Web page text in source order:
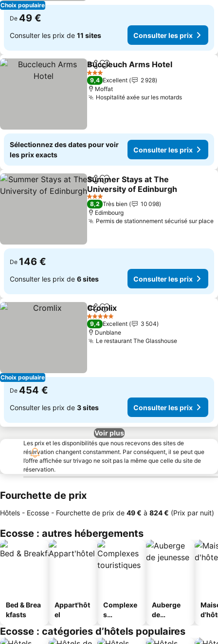
Choix populaire
De 49 €
Consulter les prix de 11 sites Consulter les prix
PartagerAjouter à mes favoris
Buccleuch Arms Hotel
3 Étoiles
9,4 Excellent
2 928
Moffat
Hospitalité axée sur les motards
Sélectionnez des dates pour voir
les prix exacts
Consulter les prix
PartagerAjouter à mes favoris
Summer Stays at The
University of Edinburgh
Consulter les prix
3 Étoiles
8,2 Très bien
10 098
Edimbourg
Permis de stationnement sécurisé sur place
De 146 €
Consulter les prix de 6 sites Consulter les prix
Choix populaire
PartagerAjouter à mes favoris
Cromlix
5 Étoiles
9,4 Excellent
3 504
Dunblane
Le restaurant The GlasshouseConsulter
De 454 €
Consulter les prix de 3 sites Consulter les prix
Voir plus
Les prix et les disponibilités que nous recevons des sites de
réservation changent constamment. Par conséquent, il se peut que
l’offre affichée sur trivago ne soit pas la même que celle du site de
réservation.
Fourchette de prix
Hôtels - Ecosse - Fourchette de prix de ‎49 € à ‎824 € (Prix par nuit)
Ecosse : autres hébergements
Bed & Brea
kfasts
Appart'hôt
el
Complexe
s
s
Auberge
de
Ecosse : catégories d’hôtels populaires